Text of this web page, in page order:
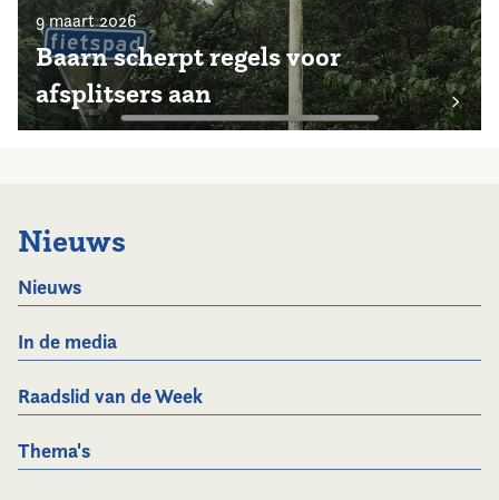
9 maart 2026
Baarn scherpt regels voor
afsplitsers aan
Nieuws
Nieuws
In de media
Raadslid van de Week
Thema's